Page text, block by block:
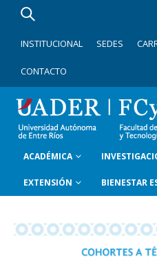
INSTITUCIONAL SEDES
CONTACTO
ACADÉMICA
EXTENSIÓN BIENESTAR